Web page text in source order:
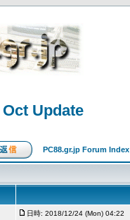
Update
PC88.gr.jp Forum Index
日時: 2018/12/24 (Mon) 04:22